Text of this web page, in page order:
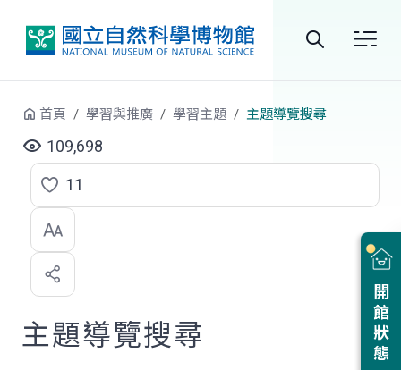
站
尋
開館狀態
首頁 學習與推廣 學習主題 主題導覽搜尋
109,698
點
選
喜
歡
11
主題導覽搜尋